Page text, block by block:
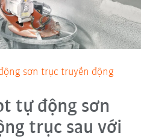
sơn trục truyền động
tự động sơn
trục sau với